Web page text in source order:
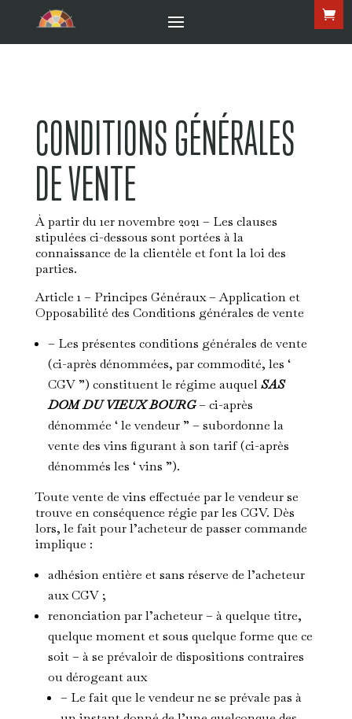
CONDITIONS GÉNÉRALES
DE VENTE
À partir du 1er novembre 2021 – Les clauses
stipulées ci-dessous sont portées à la
connaissance de la clientèle et font la loi des
parties.
Article 1 – Principes Généraux – Application et
Opposabilité des Conditions générales de vente
– Les présentes conditions générales de vente
(ci-après dénommées, par commodité, les ‘
CGV ”) constituent le régime auquelSAS
DOM DU VIEUX BOURG– ci-après
dénommée ‘ le vendeur ” – subordonne la
vente des vins figurant à son tarif (ci-après
dénommés les ‘ vins ”).
Toute vente de vins effectuée par le vendeur se
trouve en conséquence régie par les CGV. Dès
lors, le fait pour l’acheteur de passer commande
implique :
adhésion entière et sans réserve de l’acheteur
aux CGV ;
renonciation par l’acheteur – à quelque titre,
quelque moment et sous quelque forme que ce
soit – à se prévaloir de dispositions contraires
ou dérogeant aux
– Le fait que le vendeur ne se prévale pas à